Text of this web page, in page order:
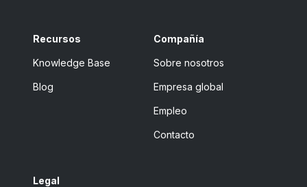
Recursos
Knowledge Base
Blog
Compañía
Sobre nosotros
Empresa global
Empleo
Contacto
Legal